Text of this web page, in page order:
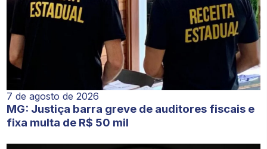
7 de agosto de 2026
MG: Justiça barra greve de auditores fiscais e
fixa multa de R$ 50 mil